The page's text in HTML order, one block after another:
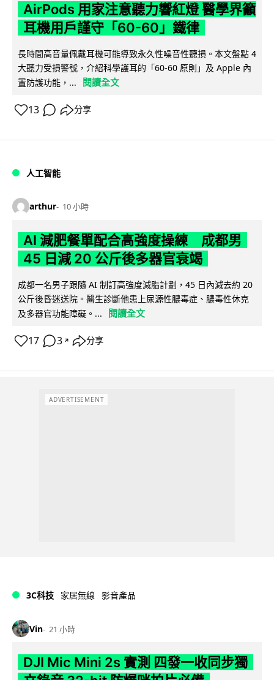
AirPods 用家注意聽力響紅燈 醫學界籲
耳機用戶謹守「60-60」鐵律
長時間高音量佩戴耳機可能導致永久性噪音性聽損。本文盤點 4
大聽力受損警號，介紹科學護耳的「60-60 原則」及 Apple 內
置防護功能，...
閱讀全文
13 分享
人工智能
arthur 10 小時
AI 減肥餐單配合高強度操練 成都男
45 日減 20 公斤後多器官衰竭
成都一名男子跟隨 AI 制訂高強度減脂計劃，45 日內減去約 20
公斤後昏迷送院。醫生診斷他患上尿源性膿毒症、膿毒性休克
及多器官功能障礙。...
閱讀全文
17 3 ↗ 分享
ADVERTISEMENT
3C科技 家居無線 影音產品
Vin 21 小時
DJI Mic Mini 2s 實測 四發一收同步獨